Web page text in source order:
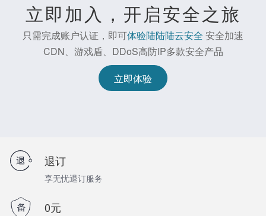
立即加入，开启安全之旅
只需完成账户认证，即可体验陆陆陆云安全 安全加速
CDN、游戏盾、DDoS高防IP多款安全产品
立即体验
退订
享无忧退订服务
0元